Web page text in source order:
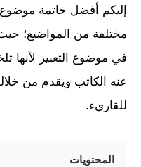
مختلفة من المواضيع؛ حيث
في موضوع التعبير
عنه الكاتب ويقدم من
للقاريء.
المحتويات